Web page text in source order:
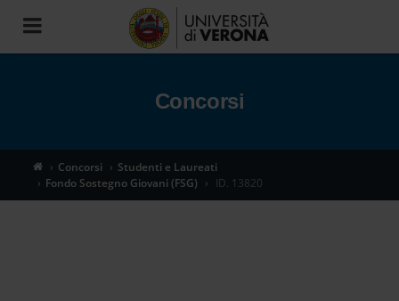
Toggle
navigation
Concorsi
Concorsi
Studenti e Laureati
Fondo Sostegno Giovani (FSG)
ID. 13820